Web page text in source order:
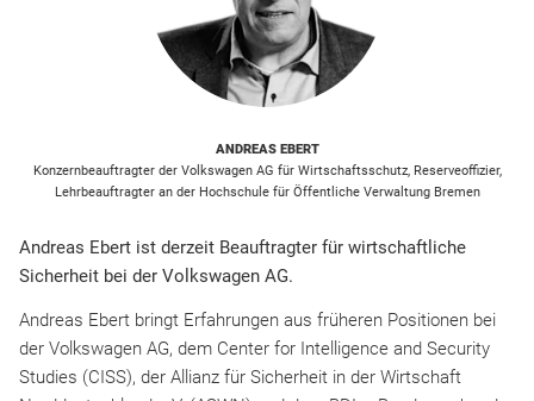
ANDREAS EBERT
Konzernbeauftragter der Volkswagen AG für Wirtschaftsschutz, Reserveoffizier,
Lehrbeauftragter an der Hochschule für Öffentliche Verwaltung Bremen
Andreas Ebert ist derzeit Beauftragter für wirtschaftliche
Sicherheit bei der Volkswagen AG.
Andreas Ebert bringt Erfahrungen aus früheren Positionen bei
der Volkswagen AG, dem Center for Intelligence and Security
Studies (CISS), der Allianz für Sicherheit in der Wirtschaft